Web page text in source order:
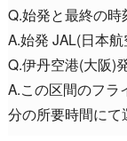
Q.始発と最終の時
A.始発 JAL(日本
Q.伊丹空港(大阪)
A.この区間のフラ
分の所要時間にて